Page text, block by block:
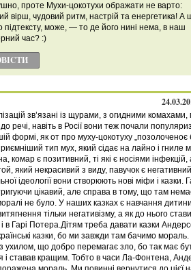
проте Мухи-цокотухи ображати не варто:
вірш, чудовий ритм, настрій та енергетика! А
підтексту, може, — то де його нині нема, в наш
час? :)
зв’язані із щурами, з огидними
речі, навіть в Росії вони теж почали
формі, як от про муху-цокотуху „позолоченоє
тип мух, який сідає на лайно і гниле
комар є позитивний, ті які є носіями інфекцій,
який некрасивий з виду, павучок є
ідеології вони створюють нові міфи і казки.
цікавий, але справа в тому, що там
не було. У наших казках є навчання
тільки негативізму, а як до нього
в Гарі Потера.Дітям треба давати казки
казки, бо ми завжди там бачимо
ухилом, що добро перемагає зло, бо так має
і ставав кращим. Тобто в часи Ла-Фонтена,